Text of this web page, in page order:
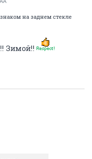
на заднем стекле
Зимой!!